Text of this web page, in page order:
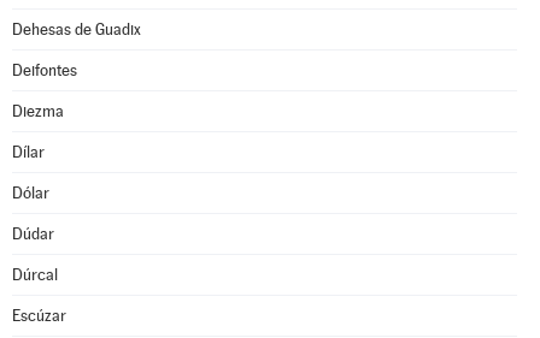
Dehesas de Guadix
Deifontes
Diezma
Dílar
Dólar
Dúdar
Dúrcal
Escúzar